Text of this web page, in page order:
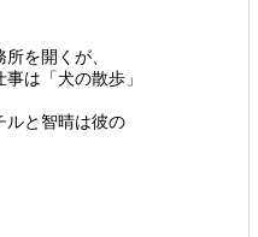
を開くが、
は「犬の散歩」
ルと智晴は彼の